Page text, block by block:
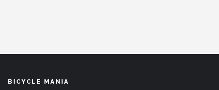
BICYCLE MANIA